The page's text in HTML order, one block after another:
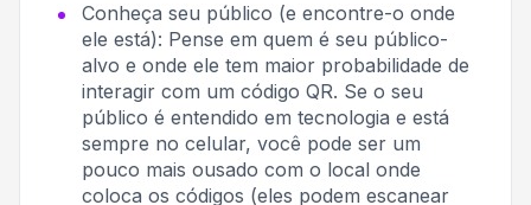
Conheça seu público (e encontre-o onde
ele está): Pense em quem é seu público-
alvo e onde ele tem maior probabilidade de
interagir com um código QR. Se o seu
público é entendido em tecnologia e está
sempre no celular, você pode ser um
pouco mais ousado com o local onde
coloca os códigos (eles podem escanear